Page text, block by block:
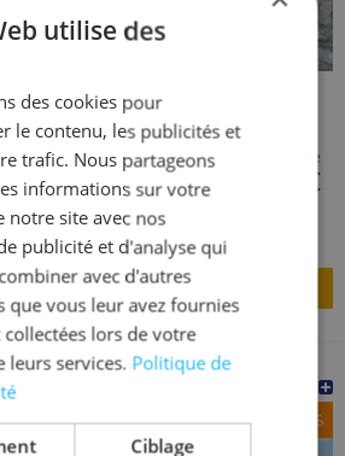
À partir de
1 465 €
(proximite)
18-99 ANS
utilise des
des cookies pour
le contenu, les publicités et
trafic. Nous partageons
informations sur votre
notre site avec nos
publicité et d'analyse qui
avec d'autres
que vous leur avez fournies
lors de votre
leurs services. Politique de
Ciblage